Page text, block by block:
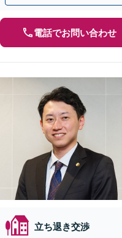
電話でお問い合わせ
立ち退き交渉